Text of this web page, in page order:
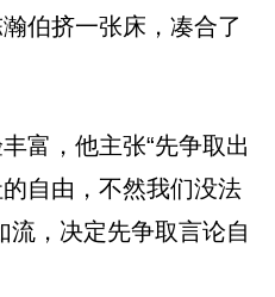
伯挤一张床，凑合了
富，他主张“先争取出
自由，不然我们没法
流，决定先争取言论自